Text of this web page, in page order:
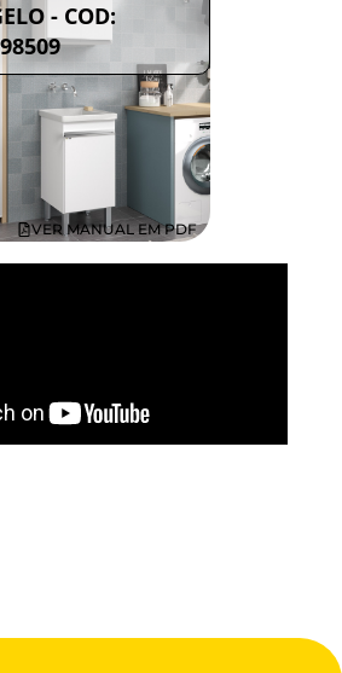
- COD:
VER MANUAL EM PDF